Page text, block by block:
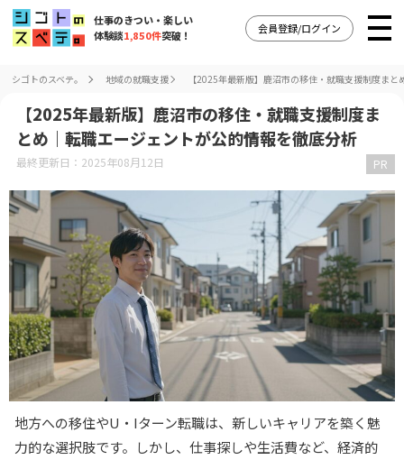
仕事のきつい・楽しい
体験談1,850件突破！
会員登録/ログイン
シゴトのスベテ。 地域の就職支援 【2025年最新版】鹿沼市の移住・就職支援制度ま
【2025年最新版】鹿沼市の移住・就職支援制度ま
とめ｜転職エージェントが公的情報を徹底分析
最終更新日：2025年08月12日 PR
地方への移住やU・Iターン転職は、新しいキャリアを築く魅
力的な選択肢です。しかし、仕事探しや生活費など、経済的